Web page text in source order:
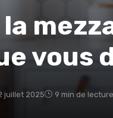
vous
juillet 2025 9 min de lecture